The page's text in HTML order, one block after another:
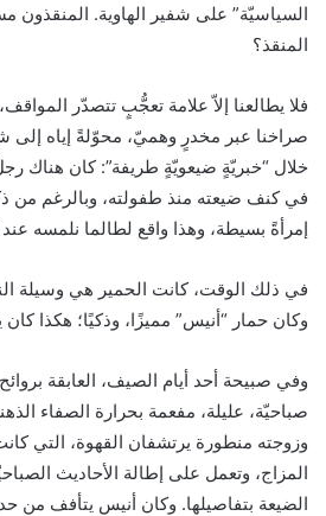
السياسيّة” على شفير الهاوية. المنقذون
المنقذ؟
فلا يطالعنا إلاّ علامة تعجُّبٍ تتصدّر
صراخنا عبر مخدرٍ وهميّ، محوّلةً إياه
خلال “خبريّةٍ ضيعويّةٍ طريفة”: كان هناك
في كنف ضيعته منذ طفولته، وبالرغم من
إمرأةً بسيطة، وهذا واقع لطالما نلمسه عند
في ذلك الوقت، كانت الحمير هي وسيلة
وكان حمار “أنيس” مميزًا، وذكيًا؛ هكذا
وفي صبيحة أحد أيام الصيف، العابقة بروائح
صباحيّة، عليلة، مفعمة بحرارة الصفاء
وزوجته منطورة يرتشفان القهوة، التي
المزاج، وتعمل على إطالة الأحاديث
الضيعة بتفاصيلها. وكان أنيس يتأفف من